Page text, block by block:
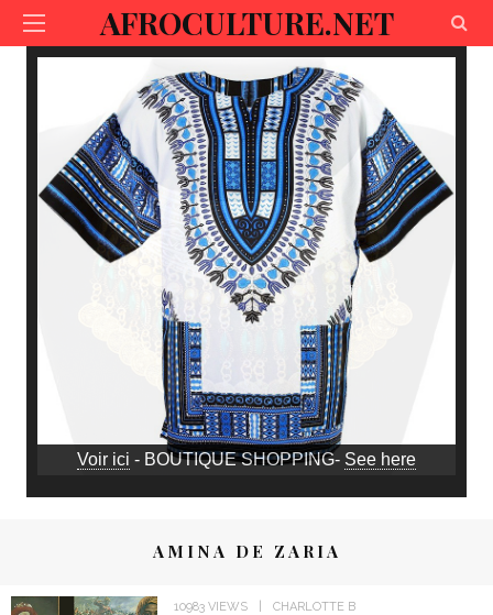
AFROCULTURE.NET
Voir ici - BOUTIQUE SHOPPING- See here
AMINA DE ZARIA
10983 VIEWS CHARLOTTE B